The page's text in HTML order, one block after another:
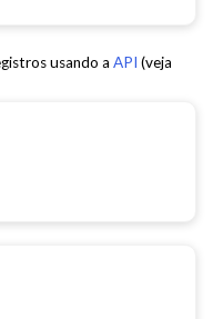
usando a API (veja